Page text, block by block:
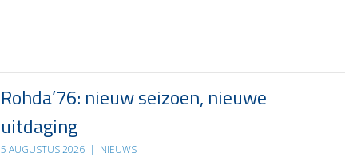
Rohda’76: nieuw seizoen, nieuwe
uitdaging
5 AUGUSTUS 2026 | NIEUWS